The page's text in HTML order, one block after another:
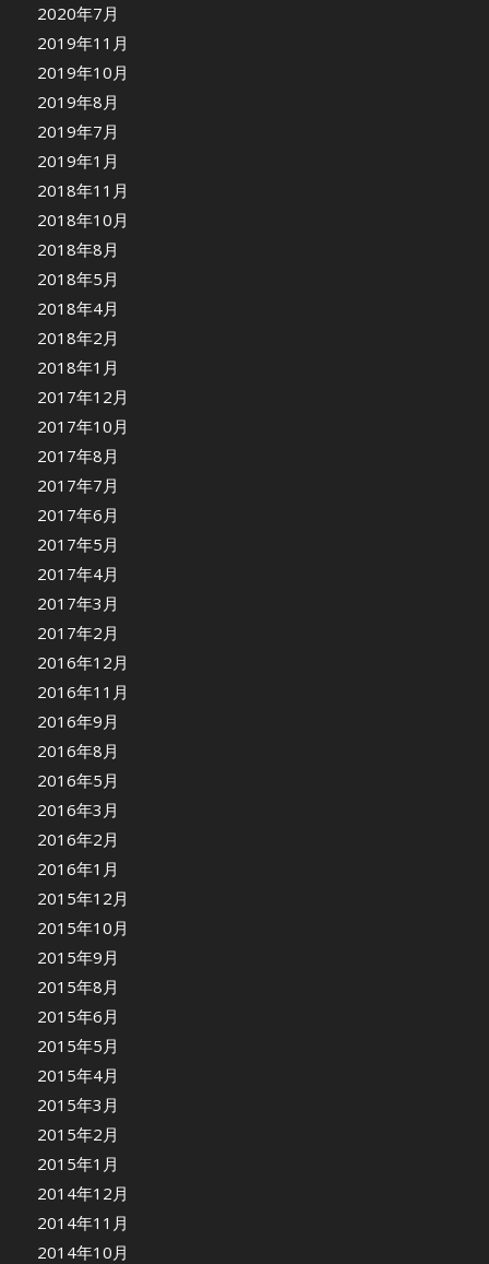
2020年7月
2019年11月
2019年10月
2019年8月
2019年7月
2019年1月
2018年11月
2018年10月
2018年8月
2018年5月
2018年4月
2018年2月
2018年1月
2017年12月
2017年10月
2017年8月
2017年7月
2017年6月
2017年5月
2017年4月
2017年3月
2017年2月
2016年12月
2016年11月
2016年9月
2016年8月
2016年5月
2016年3月
2016年2月
2016年1月
2015年12月
2015年10月
2015年9月
2015年8月
2015年6月
2015年5月
2015年4月
2015年3月
2015年2月
2015年1月
2014年12月
2014年11月
2014年10月